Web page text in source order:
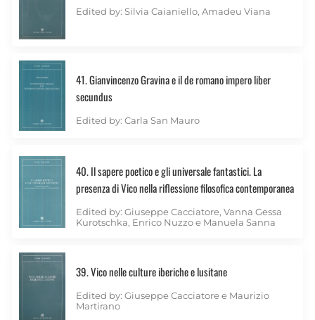
Edited by: Silvia Caianiello, Amadeu Viana
41. Gianvincenzo Gravina e il de romano impero liber
secundus
Edited by: Carla San Mauro
40. Il sapere poetico e gli universale fantastici. La
presenza di Vico nella riflessione filosofica contemporanea
Edited by: Giuseppe Cacciatore, Vanna Gessa
Kurotschka, Enrico Nuzzo e Manuela Sanna
39. Vico nelle culture iberiche e lusitane
Edited by: Giuseppe Cacciatore e Maurizio
Martirano